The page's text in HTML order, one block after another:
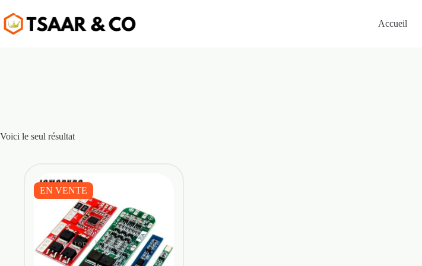
au
contenu
Accueil
Voici le seul résultat
EN VENTE